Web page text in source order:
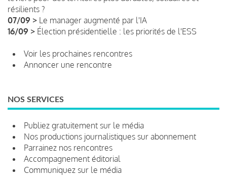
résilients ?
07/09 > Le manager augmenté par l'IA
16/09 > Élection présidentielle : les priorités de l'ESS
Voir les prochaines rencontres
Annoncer une rencontre
NOS SERVICES
Publiez gratuitement sur le média
Nos productions journalistiques sur abonnement
Parrainez nos rencontres
Accompagnement éditorial
Communiquez sur le média